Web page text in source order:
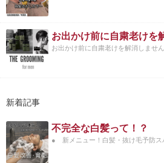
お出かけ前に自粛老けを
お出かけ前に自粛老けを解消しませ
新着記事
不完全な白髪って！？
● 新メニュー！白髪・抜け毛予防ス